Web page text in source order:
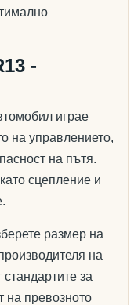
-
играе
на управлението,
на пътя.
сцепление и
размер на
на
за
на превозното